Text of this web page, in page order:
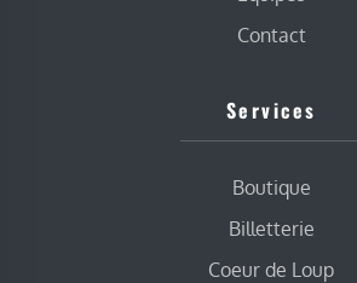
Contact
Services
Boutique
Billetterie
Coeur de Loup